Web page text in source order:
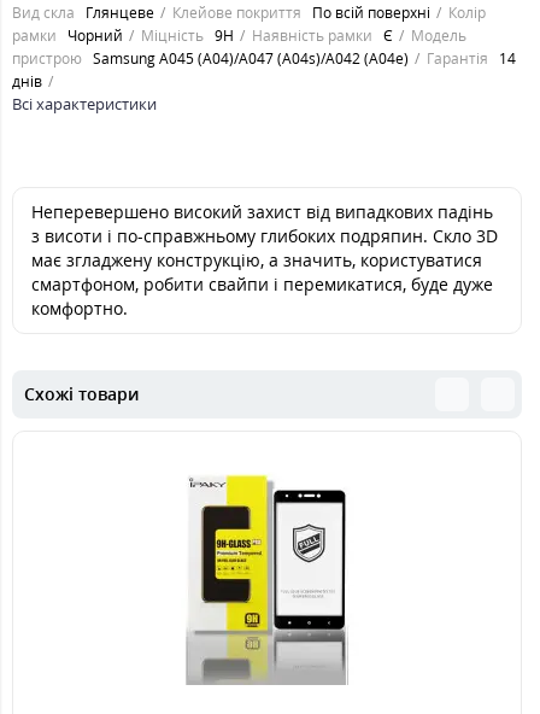
Вид скла Глянцеве Клейове покриття По всій поверхні
Колір
рамки
Чорний Міцність 9H Наявність рамки Є
Модель
пристрою Samsung A045 (A04)/A047 (A04s)/A042 (A04e) Гарантія
14
днів
Всі характеристики
Неперевершено високий захист від випадкових падінь
з висоти і по-справжньому глибоких подряпин. Скло 3D
має згладжену конструкцію, а значить, користуватися
смартфоном, робити свайпи і перемикатися, буде дуже
комфортно.
Схожі товари